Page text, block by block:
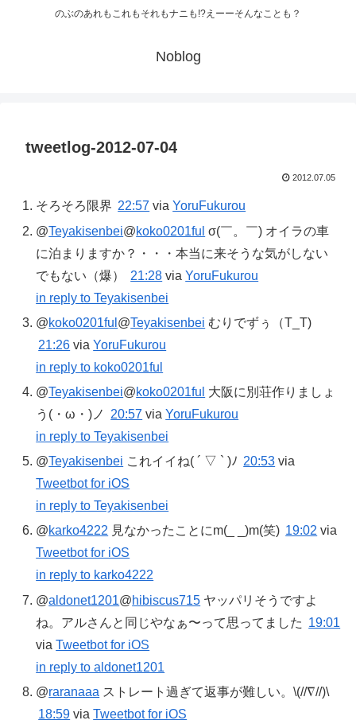
のぶのあれもこれもそれもナニも!?えーーそんなことも？
Noblog
tweetlog-2012-07-04
2012.07.05
そろそろ限界 22:57 viaYoruFukurou
@Teyakisenbei@koko0201ful σ(￣。￣) オイラの車
に泊まりますか？・・・本当に来そうな気がしない
でもない（爆）
21:28 viaYoruFukurou
in reply to Teyakisenbei
@koko0201ful @Teyakisenbei むりでずぅ（T_T)
21:26 viaYoruFukurou
in reply to koko0201ful
@Teyakisenbei@koko0201ful 大阪に別荘作りましょ
う(・ω・)ノ
20:57 viaYoruFukurou
in reply to Teyakisenbei
@Teyakisenbei これイイね( ´ ▽ ` )ﾉ 20:53 via
Tweetbot for iOS
in reply to Teyakisenbei
@karko4222 見なかったことにm(_ _)m(笑) 19:02 via
Tweetbot for iOS
in reply to karko4222
@aldonet1201@hibiscus715 ヤッパリそうですよ
ね。アルさんと同じやなぁ〜って思ってました 19:01
viaTweetbot for iOS
in reply to aldonet1201
@raranaaa ストレート過ぎて返事が難しい。\(//∇//)\
18:59 viaTweetbot for iOS